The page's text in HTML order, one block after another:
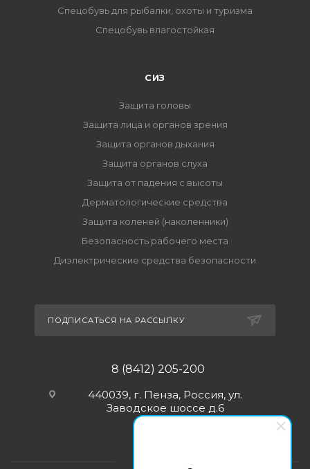
Спецобувь для рыбалки, охоты и туризма
Спецобувь влагостойкая
СИЗ
Защита головы
Защита лица и органов зрения
Защита органов дыхания
Защита органов слуха
Защита от падения с высоты
Дерматологические средства
Защита коленей (наколенники)
Безопасность рабочего места
Диэлектрические средства безопасности
ПОДПИСАТЬСЯ НА РАССЫЛКУ
8 (8412) 205-200
440039, г. Пенза, Россия, ул.
Заводское шоссе д.6